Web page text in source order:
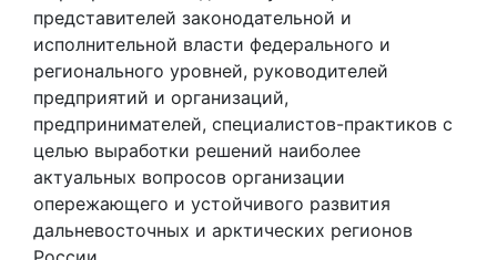
представителей законодательной и
исполнительной власти федерального и
регионального уровней, руководителей
предприятий и организаций,
предпринимателей, специалистов-практиков с
целью выработки решений наиболее
актуальных вопросов организации
опережающего и устойчивого развития
дальневосточных и арктических регионов